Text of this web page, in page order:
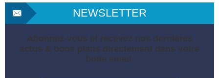
NEWSLETTER
Abonnez-vous et recevez nos dernières
actus & bons plans directement dans votre
boite email.